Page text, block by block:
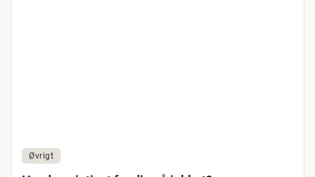
Øvrigt